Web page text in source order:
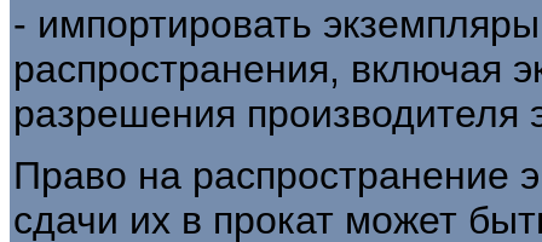
- импортировать
распространения, включая
разрешения
Право на распространение
сдачи их в прокат может